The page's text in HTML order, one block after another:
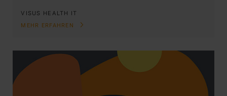
VISUS HEALTH IT
MEHR ERFAHREN